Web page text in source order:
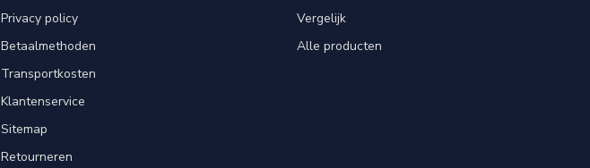
Privacy policy
Betaalmethoden
Transportkosten
Klantenservice
Sitemap
Retourneren
Vergelijk
Alle producten